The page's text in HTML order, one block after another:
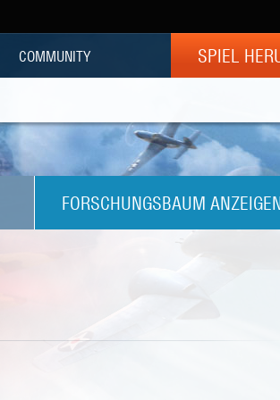
COMMUNITY SPIEL
FORSCHUNGSBAUM